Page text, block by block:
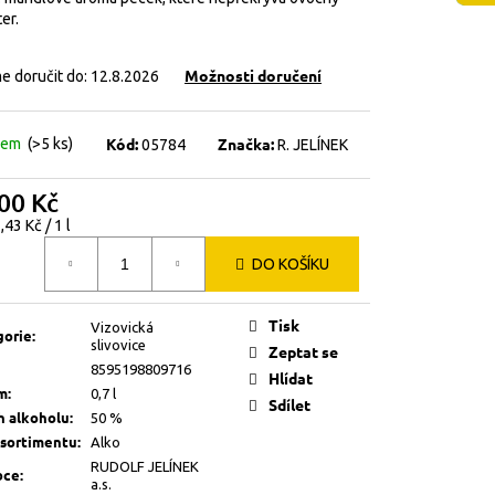
doručit do: 12.8.2026 Možnosti doručení
(>5 ks) Kód: 05784 Značka:R. JELÍNEK
Kč
Kč / 1 l
DO KOŠÍKU
:
Vizovická
slivovice
8595198809716
: 0,7 l
alkoholu: 50 %
: Alko
:
RUDOLF JELÍNEK
a.s.
Tisk
Zeptat se
Hlídat
Sdílet